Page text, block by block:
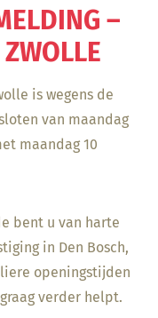
–
is wegens de
van maandag
maandag 10
bent u van harte
in Den Bosch,
openingstijden
verder helpt.